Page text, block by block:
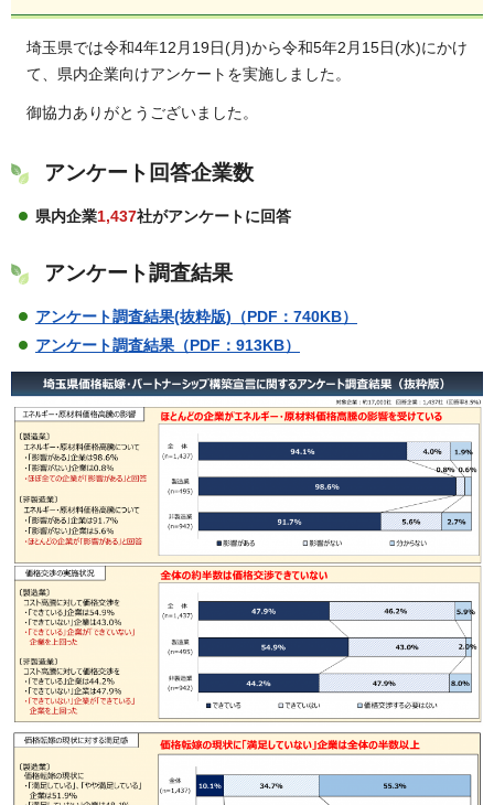
埼玉県では令和4年12月19日(月)から令和5年2月15日(水)にかけ
て、県内企業向けアンケートを実施しました。
御協力ありがとうございました。
アンケート回答企業数
県内企業1,437社がアンケートに回答
アンケート調査結果
アンケート調査結果(抜粋版)（PDF：740KB）
アンケート調査結果（PDF：913KB）